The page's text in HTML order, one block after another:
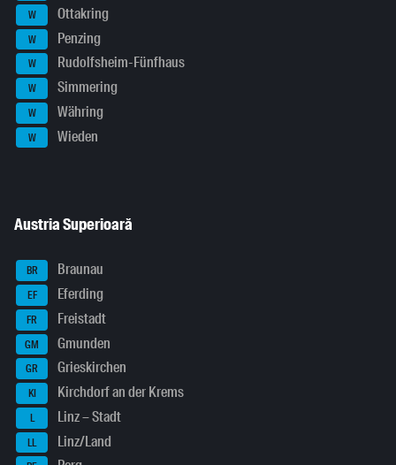
W Ottakring
W Penzing
W Rudolfsheim-Fünfhaus
W Simmering
W Währing
W Wieden
Austria Superioară
BR Braunau
EF Eferding
FR Freistadt
GM Gmunden
GR Grieskirchen
KI Kirchdorf an der Krems
L Linz – Stadt
LL Linz/Land